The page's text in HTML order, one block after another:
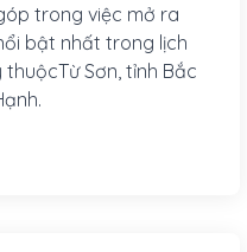
trong việc mở ra
bật nhất trong lịch